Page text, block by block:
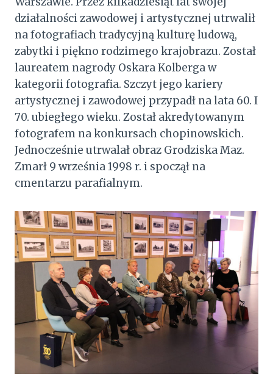
działalności zawodowej i artystycznej utrwalił
na fotografiach tradycyjną kulturę ludową,
zabytki i piękno rodzimego krajobrazu. Został
laureatem nagrody Oskara Kolberga w
kategorii fotografia. Szczyt jego kariery
artystycznej i zawodowej przypadł na lata 60. I
70. ubiegłego wieku. Został akredytowanym
fotografem na konkursach chopinowskich.
Jednocześnie utrwalał obraz Grodziska Maz.
Zmarł 9 września 1998 r. i spoczął na
cmentarzu parafialnym.